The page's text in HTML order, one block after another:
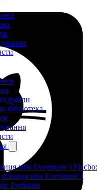
файли
бібліотека
між Evermusic і
між Evermusic і
Premium